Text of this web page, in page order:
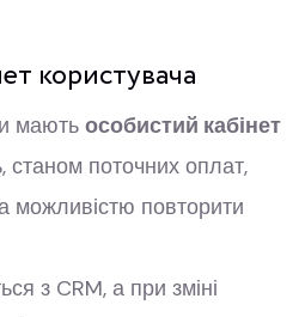
користувача
мають особистий кабінет
станом поточних оплат,
можливістю повторити
з CRM, а при зміні